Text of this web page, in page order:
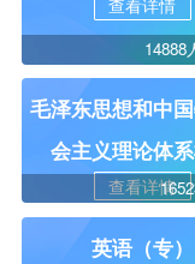
查看详情
14888
毛泽东思想和中
会主义理论体
查看详情
英语（专）